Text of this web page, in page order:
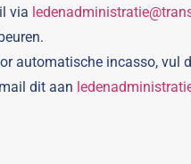
via
automatische incasso, vul
dit aan